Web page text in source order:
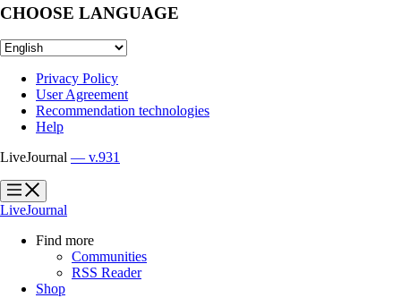
CHOOSE LANGUAGE
Privacy Policy
User Agreement
Recommendation technologies
Help
LiveJournal — v.931
?
?
LiveJournal
Find more
Communities
RSS Reader
Shop